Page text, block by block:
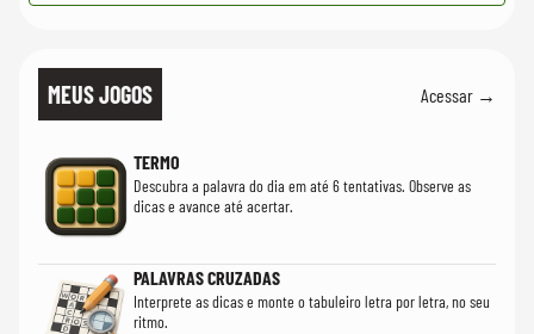
MEUS JOGOS Acessar →
TERMO
Descubra a palavra do dia em até 6 tentativas. Observe as
dicas e avance até acertar.
PALAVRAS CRUZADAS
Interprete as dicas e monte o tabuleiro letra por letra, no seu
ritmo.